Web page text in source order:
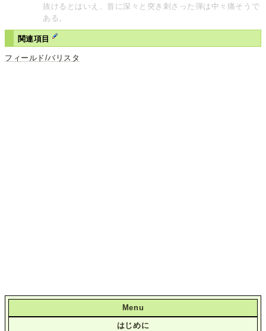
抜けるとはいえ、首に深々と突き刺さった弾は中々痛そうで
ある。
関連項目
フィールド/バリスタ
Menu
はじめに